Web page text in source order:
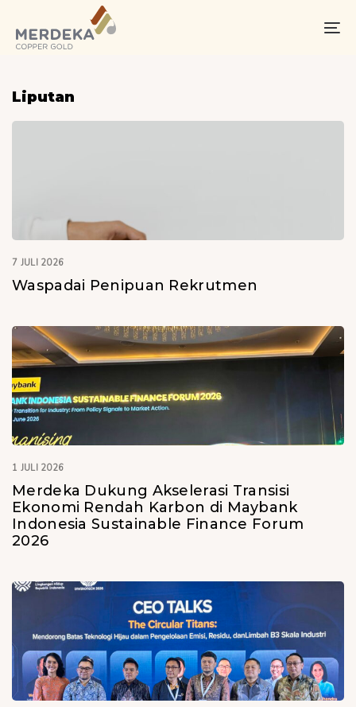
links
primary
SkipLiputan
7 JULI 2026
Waspadai Penipuan Rekrutmen
1 JULI 2026
Merdeka Dukung Akselerasi Transisi
Ekonomi Rendah Karbon di Maybank
Indonesia Sustainable Finance Forum
2026